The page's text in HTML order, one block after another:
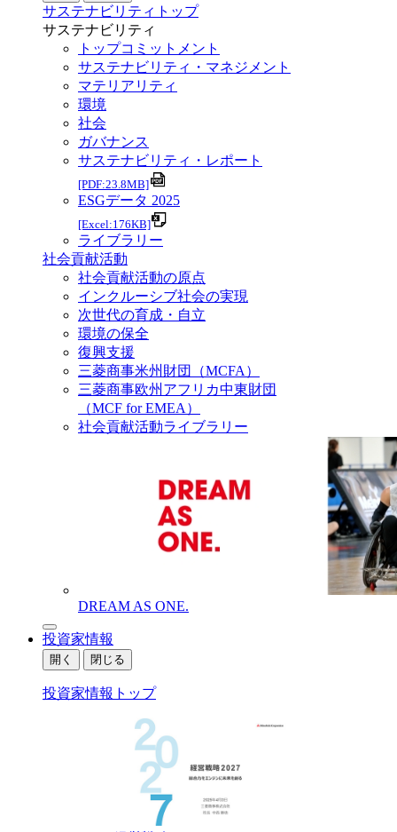
サステナビリティトップ
サステナビリティ
トップコミットメント
サステナビリティ・マネジメント
マテリアリティ
環境
社会
ガバナンス
サステナビリティ・レポート
[PDF:23.8MB]
ESGデータ 2025
[Excel:176KB]
ライブラリー
社会貢献活動
社会貢献活動の原点
インクルーシブ社会の実現
次世代の育成・自立
環境の保全
復興支援
三菱商事米州財団（MCFA）
三菱商事欧州アフリカ中東財団
（MCF for EMEA）
社会貢献活動ライブラリー
DREAM AS ONE.
投資家情報
開く 閉じる
投資家情報トップ